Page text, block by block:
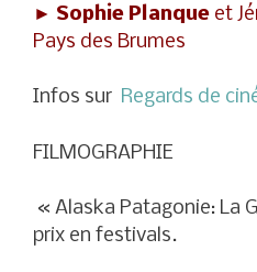
► Sophie Planque et
Pays des Brumes
Infos sur Regards de
FILMOGRAPHIE
« Alaska Patagonie: La
prix en festivals.